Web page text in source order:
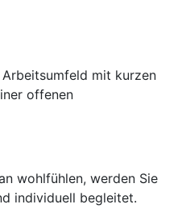
mit kurzen
offenen
wohlfühlen, werden Sie
individuell begleitet.